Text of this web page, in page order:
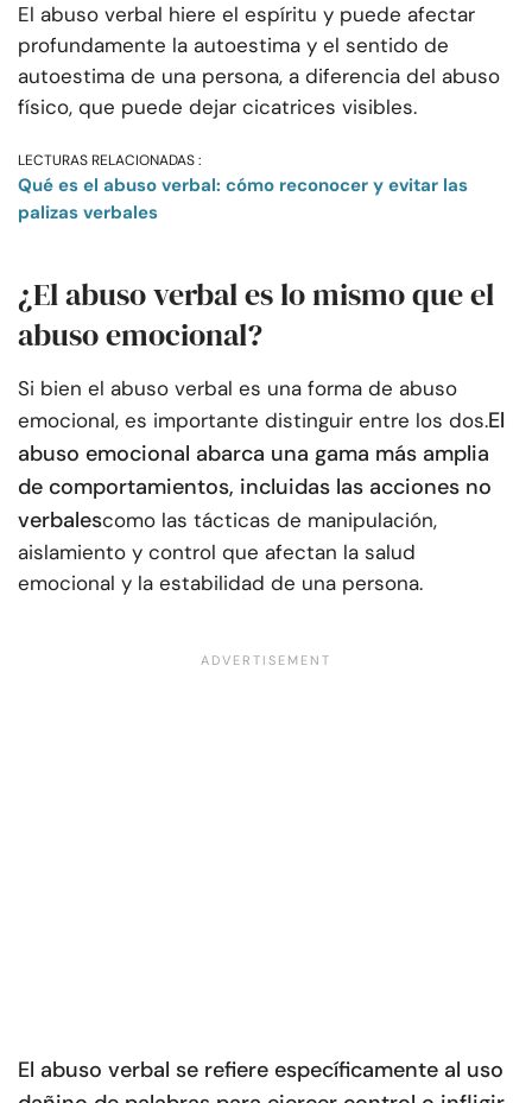
El abuso verbal hiere el espíritu y puede afectar
profundamente la autoestima y el sentido de
autoestima de una persona, a diferencia del abuso
físico, que puede dejar cicatrices visibles.
LECTURAS RELACIONADAS :
Qué es el abuso verbal: cómo reconocer y evitar las
palizas verbales
¿El abuso verbal es lo mismo que el
abuso emocional?
Si bien el abuso verbal es una forma de abuso
emocional, es importante distinguir entre los dos.El
abuso emocional abarca una gama más amplia
de comportamientos, incluidas las acciones no
verbalescomo las tácticas de manipulación,
aislamiento y control que afectan la salud
emocional y la estabilidad de una persona.
El abuso verbal se refiere específicamente al uso